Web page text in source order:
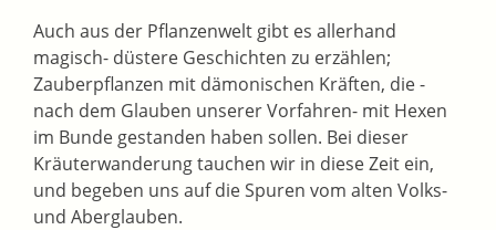
Auch aus der Pflanzenwelt gibt es allerhand
magisch- düstere Geschichten zu erzählen;
Zauberpflanzen mit dämonischen Kräften, die -
nach dem Glauben unserer Vorfahren- mit Hexen
im Bunde gestanden haben sollen. Bei dieser
Kräuterwanderung tauchen wir in diese Zeit ein,
und begeben uns auf die Spuren vom alten Volks-
und Aberglauben.